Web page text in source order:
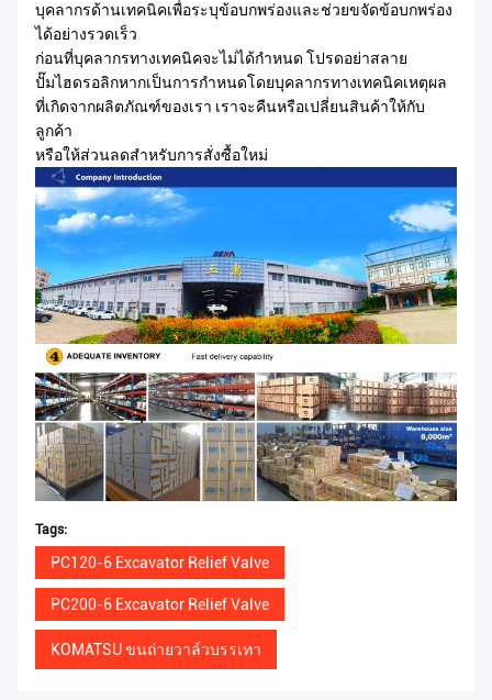
บุคลากรด้านเทคนิคเพื่อระบุข้อบกพร่องและช่วยขจัดข้อบกพร่อง
ได้อย่างรวดเร็ว
ก่อนที่บุคลากรทางเทคนิคจะไม่ได้กำหนด โปรดอย่าสลาย
ปั๊มไฮดรอลิกหากเป็นการกำหนดโดยบุคลากรทางเทคนิคเหตุผล
ที่เกิดจากผลิตภัณฑ์ของเรา เราจะคืนหรือเปลี่ยนสินค้าให้กับ
ลูกค้า
หรือให้ส่วนลดสำหรับการสั่งซื้อใหม่
Tags:
PC120-6 Excavator Relief Valve
PC200-6 Excavator Relief Valve
KOMATSU ขนถ่ายวาล์วบรรเทา